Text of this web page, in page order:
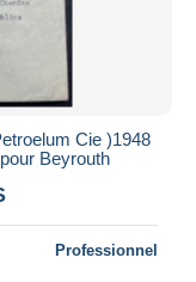
Cie )1948
Beyrouth
Professionnel